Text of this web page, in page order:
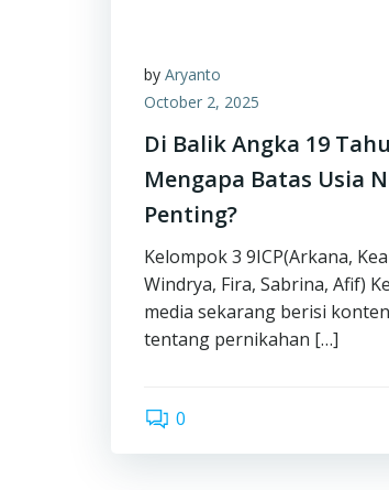
by Aryanto
October 2, 2025
Di Balik Angka 19
Mengapa Batas Usia
Penting?
Kelompok 3 9ICP(Arkana,
Windrya, Fira, Sabrina, Afif)
media sekarang berisi
tentang pernikahan […]
0